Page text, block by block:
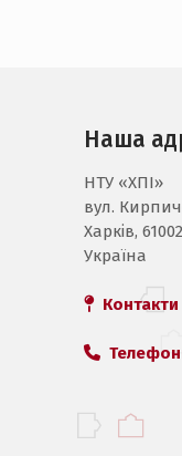
Наша
НТУ «ХПI»
вул.
Харків, 61002
Україна
Контакти